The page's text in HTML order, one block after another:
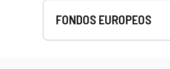
FONDOS EUROPEOS